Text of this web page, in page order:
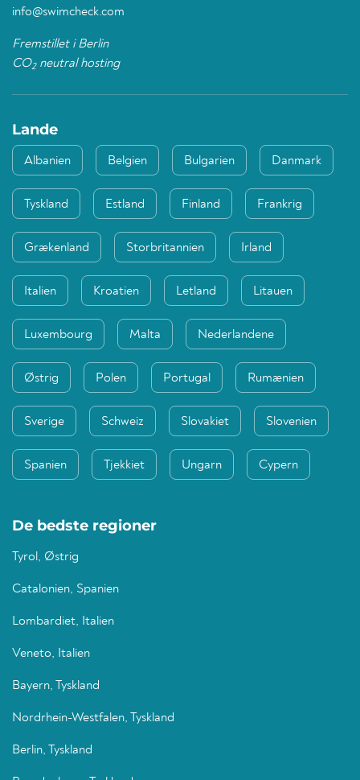
info@swimcheck.com
Fremstillet i Berlin
CO2neutral hosting
Lande
Albanien Belgien Bulgarien Danmark
Tyskland Estland Finland Frankrig
Grækenland Storbritannien Irland
Italien Kroatien Letland Litauen
Luxembourg Malta Nederlandene
Østrig Polen Portugal Rumænien
Sverige Schweiz Slovakiet Slovenien
Spanien Tjekkiet Ungarn Cypern
De bedste regioner
Tyrol, Østrig
Catalonien, Spanien
Lombardiet, Italien
Veneto, Italien
Bayern, Tyskland
Nordrhein-Westfalen, Tyskland
Berlin, Tyskland